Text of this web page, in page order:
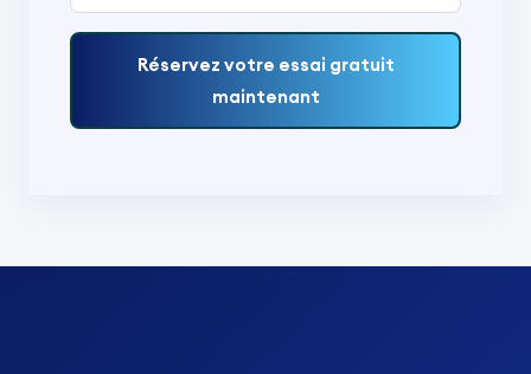
Réservez votre essai gratuit
maintenant